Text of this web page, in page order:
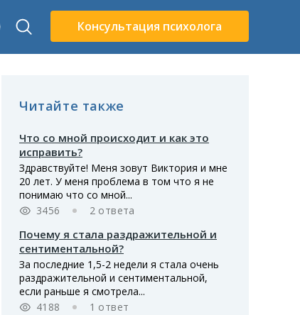
Консультация психолога
Читайте также
Что со мной происходит и как это
исправить?
Здравствуйте! Меня зовут Виктория и мне
20 лет. У меня проблема в том что я не
понимаю что со мной...
3456
2 ответа
Почему я стала раздражительной и
сентиментальной?
За последние 1,5-2 недели я стала очень
раздражительной и сентиментальной,
если раньше я смотрела...
4188
1 ответ